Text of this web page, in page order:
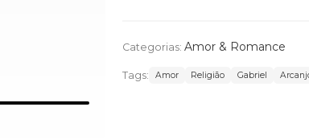
Categorias: Amor & Romance
Tags: Amor Religião Gabriel